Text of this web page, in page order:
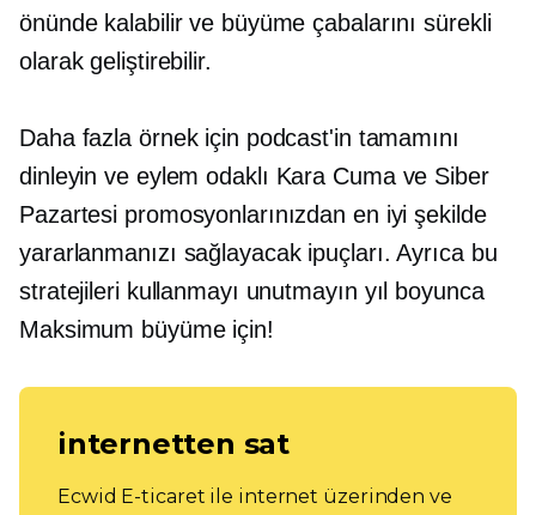
önünde kalabilir ve büyüme çabalarını sürekli
olarak geliştirebilir.
Daha fazla örnek için podcast'in tamamını
dinleyin ve eylem odaklı Kara Cuma ve Siber
Pazartesi promosyonlarınızdan en iyi şekilde
yararlanmanızı sağlayacak ipuçları. Ayrıca bu
stratejileri kullanmayı unutmayın yıl boyunca
Maksimum büyüme için!
internetten sat
Ecwid E-ticaret ile internet üzerinden ve